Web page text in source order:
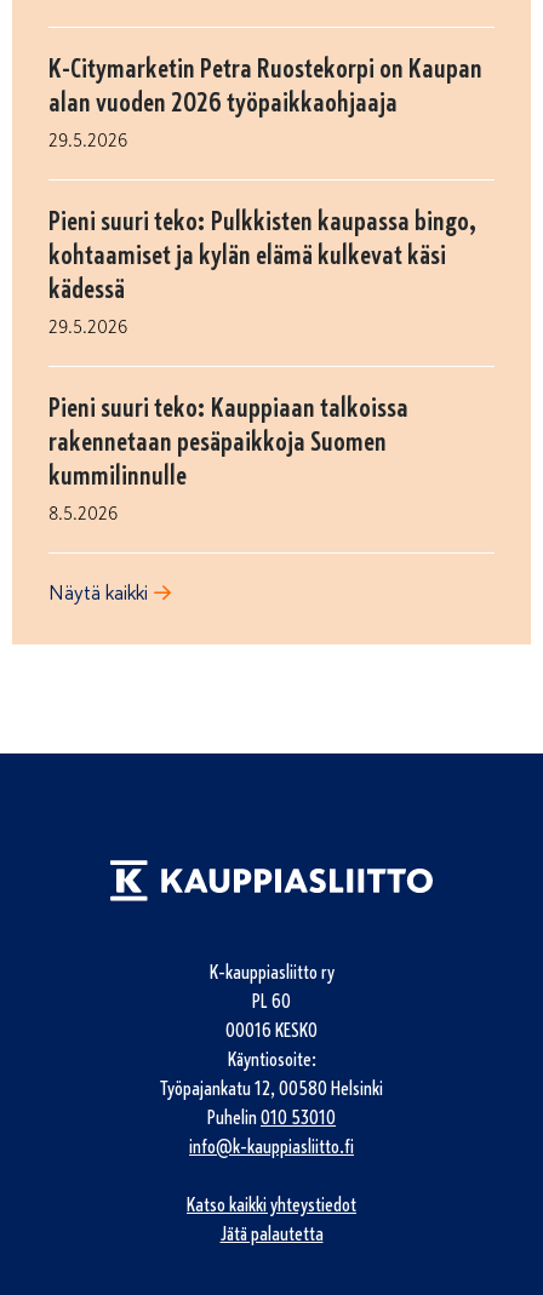
K-Citymarketin Petra Ruostekorpi on Kaupan
alan vuoden 2026 työpaikkaohjaaja
29.5.2026
Pieni suuri teko: Pulkkisten kaupassa bingo,
kohtaamiset ja kylän elämä kulkevat käsi
kädessä
29.5.2026
Pieni suuri teko: Kauppiaan talkoissa
rakennetaan pesäpaikkoja Suomen
kummilinnulle
8.5.2026
Näytä kaikki
K-kauppiasliitto ry
PL 60
00016 KESKO
Käyntiosoite:
Työpajankatu 12, 00580 Helsinki
Puhelin010 53010
info@k-kauppiasliitto.fi
Katso kaikki yhteystiedot
Jätä palautetta